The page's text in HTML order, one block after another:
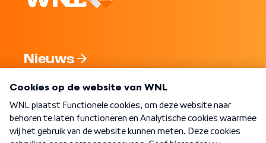
Nieuws
Nieuwsbrief
Word Lid